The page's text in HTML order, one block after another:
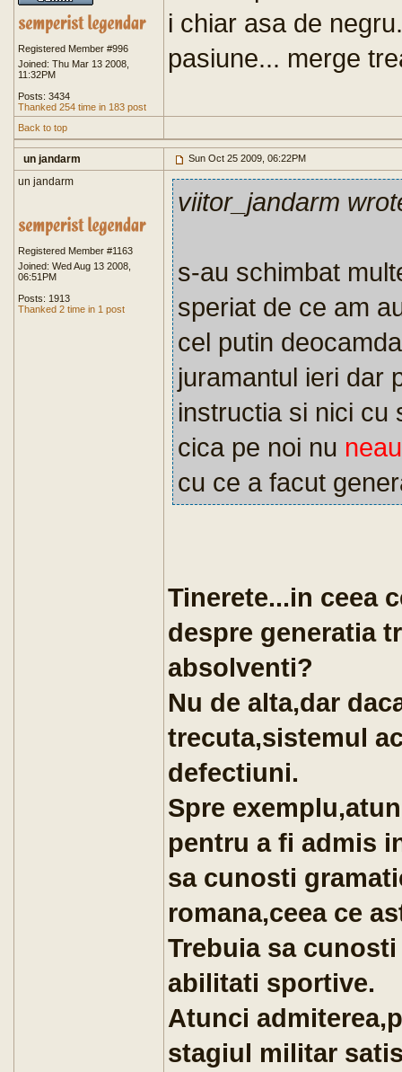
Registered Member #996
Joined: Thu Mar 13 2008,
11:32PM
Posts: 3434
Thanked 254 time in 183 post
i chiar asa de
pasiune... merge
Back to top
un jandarm Sun Oct 25 2009, 06:22PM
un jandarm
Registered Member #1163
Joined: Wed Aug 13 2008,
06:51PM
Posts: 1913
Thanked 2 time in 1 post
viitor_jandarm
s-au schimbat
speriat de ce am
cel putin
juramantul ieri dar
instructia si nici cu
cica pe noi nu neau
cu ce a facut
Tinerete...in ceea
despre generatia
absolventi?
Nu de alta,dar
trecuta,sistemul
defectiuni.
Spre
pentru a fi admis
sa cunosti
romana,ceea ce
Trebuia sa
abilitati sportive.
Atunci
stagiul militar